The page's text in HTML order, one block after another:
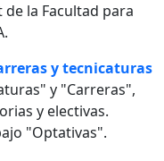
la Facultad para
y tecnicaturas
y "Carreras",
y electivas.
"Optativas".